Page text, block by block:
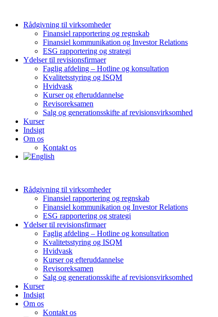
Rådgivning til virksomheder
Finansiel rapportering og regnskab
Finansiel kommunikation og Investor Relations
ESG rapportering og strategi
Ydelser til revisionsfirmaer
Faglig afdeling – Hotline og konsultation
Kvalitetsstyring og ISQM
Hvidvask
Kurser og efteruddannelse
Revisoreksamen
Salg og generationsskifte af revisionsvirksomhed
Kurser
Indsigt
Om os
Kontakt os
Rådgivning til virksomheder
Finansiel rapportering og regnskab
Finansiel kommunikation og Investor Relations
ESG rapportering og strategi
Ydelser til revisionsfirmaer
Faglig afdeling – Hotline og konsultation
Kvalitetsstyring og ISQM
Hvidvask
Kurser og efteruddannelse
Revisoreksamen
Salg og generationsskifte af revisionsvirksomhed
Kurser
Indsigt
Om os
Kontakt os